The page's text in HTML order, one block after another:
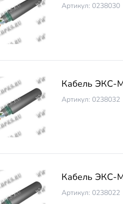
Артикул: 0238030
Кабель
Артикул: 0238032
Кабель
Артикул: 0238022